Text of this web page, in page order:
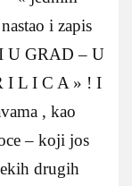
i zapis
U GRAD – U
I L I C A » ! I
, kao
– koji jos
drugih